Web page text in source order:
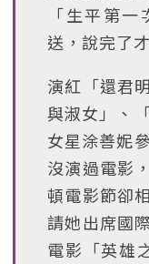
「生平第
送，說完了
演紅「還君
與淑女」、
女星涂善妮
沒演過電影
頓電影節卻
請她出席國
電影「英雄